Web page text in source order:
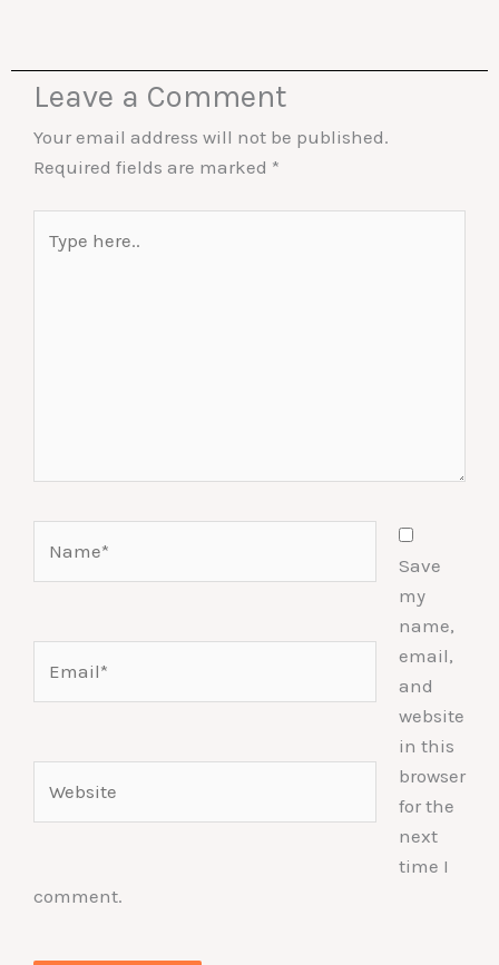
Leave a Comment
Your email address will not be published.
Required fields are marked *
here..
Save
my
name,
email,
and
website
in this
browser
for the
next
time I
comment.